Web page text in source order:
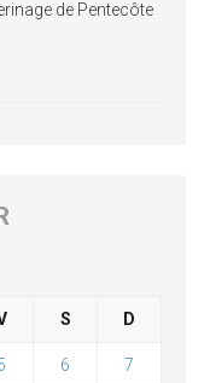
de Pentecôte
S D
6 7